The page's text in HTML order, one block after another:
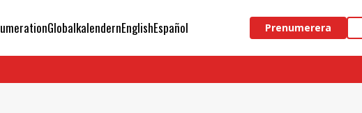
GlobalkalendernEnglishEspañol Prenumerera